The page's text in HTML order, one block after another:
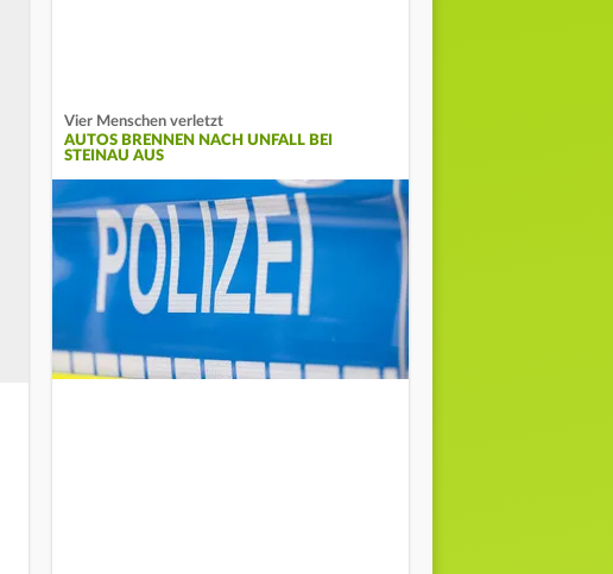
Vier Menschen verletzt
AUTOS BRENNEN NACH UNFALL BEI
STEINAU AUS